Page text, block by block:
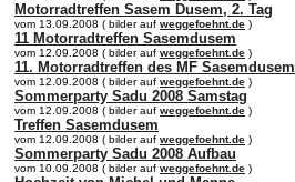
Motorradtreffen Sasem Dusem, 2. Tag
vom 13.09.2008 ( bilder auf weggefoehnt.de )
11 Motorradtreffen Sasemdusem
vom 12.09.2008 ( bilder auf weggefoehnt.de )
11. Motorradtreffen des MF Sasemdusem
vom 12.09.2008 ( bilder auf weggefoehnt.de )
Sommerparty Sadu 2008 Samstag
vom 12.09.2008 ( bilder auf weggefoehnt.de )
Treffen Sasemdusem
vom 12.09.2008 ( bilder auf weggefoehnt.de )
Sommerparty Sadu 2008 Aufbau
vom 10.09.2008 ( bilder auf weggefoehnt.de )